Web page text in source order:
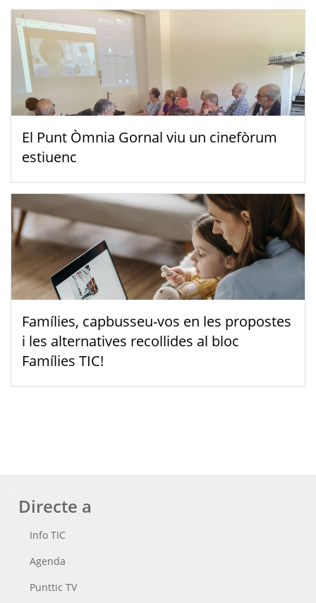
El Punt Òmnia Gornal viu un cinefòrum
estiuenc
Famílies, capbusseu-vos en les propostes
i les alternatives recollides al bloc
Famílies TIC!
Directe a
Info TIC
Agenda
Punttic TV